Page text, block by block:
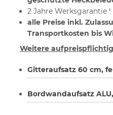
2 Jahre Werksgarantie !
alle Preise inkl.
Transportkosten bis
Weitere
Gitteraufsatz 60 cm,
Bordwandaufsatz